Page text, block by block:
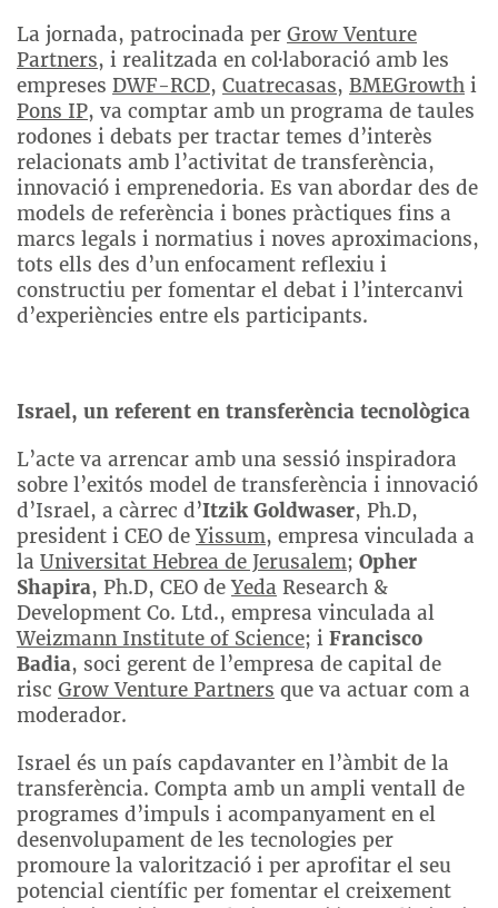
La jornada, patrocinada per Grow Venture
Partners, i realitzada en col·laboració amb les
empreses DWF-RCD, Cuatrecasas, BMEGrowth i
Pons IP, va comptar amb un programa de taules
rodones i debats per tractar temes d’interès
relacionats amb l’activitat de transferència,
innovació i emprenedoria. Es van abordar des de
models de referència i bones pràctiques fins a
marcs legals i normatius i noves aproximacions,
tots ells des d’un enfocament reflexiu i
constructiu per fomentar el debat i l’intercanvi
d’experiències entre els participants.
Israel, un referent en transferència tecnològica
L’acte va arrencar amb una sessió inspiradora
sobre l’exitós model de transferència i innovació
d’Israel, a càrrec d’Itzik Goldwaser, Ph.D,
president i CEO deYissum, empresa vinculada a
la Universitat Hebrea de Jerusalem; Opher
Shapira, Ph.D, CEO deYeda Research &
Development Co. Ltd., empresa vinculada al
Weizmann Institute of Science; i Francisco
Badia, soci gerent de l’empresa de capital de
risc Grow Venture Partners que va actuar com a
moderador.
Israel és un país capdavanter en l’àmbit de la
transferència. Compta amb un ampli ventall de
programes d’impuls i acompanyament en el
desenvolupament de les tecnologies per
promoure la valorització i per aprofitar el seu
potencial científic per fomentar el creixement